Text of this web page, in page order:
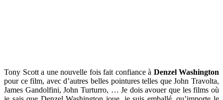
Tony Scott a une nouvelle fois fait confiance à Denzel Washington
pour ce film, avec d’autres belles pointures telles que John Travolta,
James Gandolfini, John Turturro, … Je dois avouer que les films où